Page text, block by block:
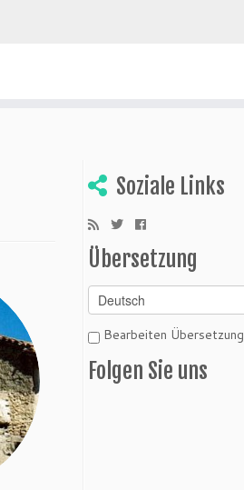
Soziale Links
Übersetzung
Bearbeiten Übersetzung
Folgen Sie uns